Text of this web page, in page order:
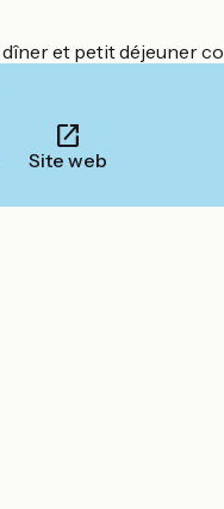
dîner et petit déjeuner
Site web